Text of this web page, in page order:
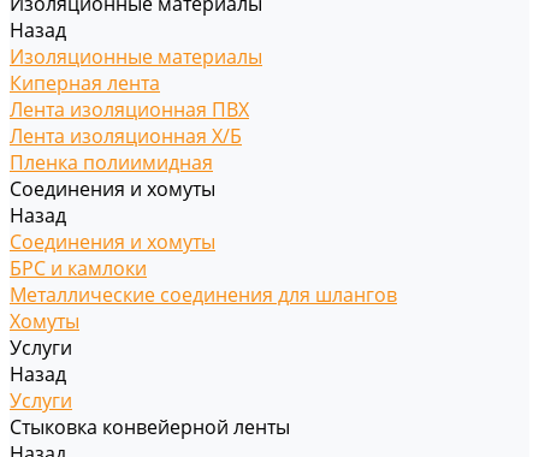
Назад
Изоляционные материалы
Киперная лента
Лента изоляционная ПВХ
Лента изоляционная Х/Б
Пленка полиимидная
Соединения и хомуты
Назад
Соединения и хомуты
БРС и камлоки
Металлические соединения для шлангов
Хомуты
Услуги
Назад
Услуги
Стыковка конвейерной ленты